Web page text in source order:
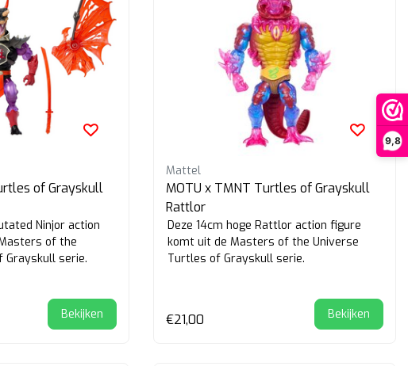
9,8
of Grayskull
Ninjor action
of the
serie.
Bekijken
Mattel
MOTU x TMNT Turtles of Grayskull
Rattlor
Deze 14cm hoge Rattlor action figure
komt uit de Masters of the Universe
Turtles of Grayskull serie.
€21,00 Bekijken